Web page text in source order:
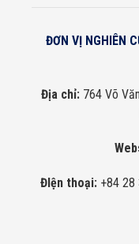
ĐƠN VỊ NGHIÊN
Địa chỉ: 764 Võ
ĐIện thoại: +84 28